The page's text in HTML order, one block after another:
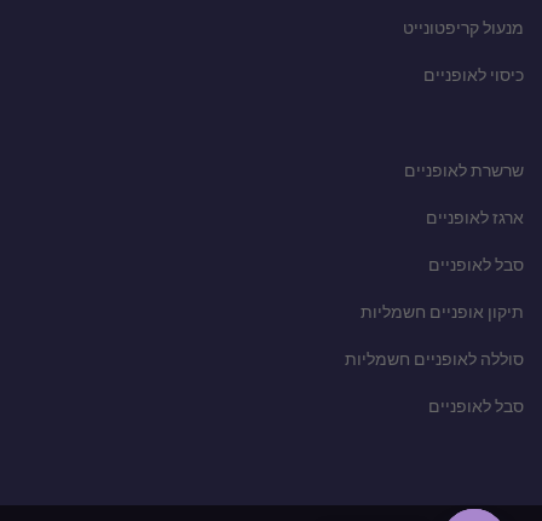
מנעול קריפטונייט
כיסוי לאופניים
שרשרת לאופניים
ארגז לאופניים
סבל לאופניים
תיקון אופניים חשמליות
סוללה לאופניים חשמליות
סבל לאופניים